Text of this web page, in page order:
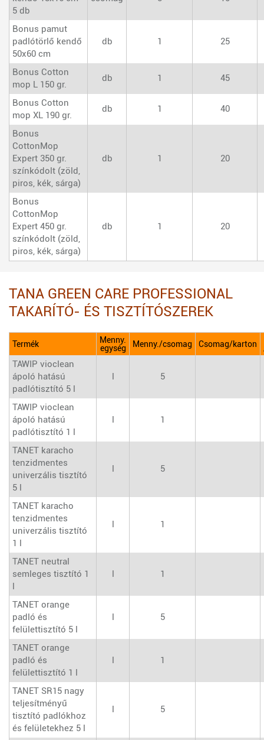
5 db
Bonus pamut
padlótörlő kendő
50x60 cm
db 1 25
Bonus Cotton
mop L 150 gr.
db 1 45
Bonus Cotton
mop XL 190 gr.
db 1 40
Bonus
CottonMop
Expert 350 gr.
színkódolt (zöld,
piros, kék, sárga)
db 1 20
Bonus
CottonMop
Expert 450 gr.
színkódolt (zöld,
piros, kék, sárga)
db 1 20
TANA GREEN CARE PROFESSIONAL
TAKARÍTÓ- ÉS TISZTÍTÓSZEREK
Termék
Menny.
egység
Menny./csomag Csomag/karton
TAWIP vioclean
ápoló hatású
padlótisztító 5 l
l 5
TAWIP vioclean
ápoló hatású
padlótisztító 1 l
l 1
TANET karacho
tenzidmentes
univerzális tisztító
5 l
l 5
TANET karacho
tenzidmentes
univerzális tisztító
1 l
l 1
TANET neutral
semleges tisztító 1
l
l 1
TANET orange
padló és
felülettisztító 5 l
l 5
TANET orange
padló és
felülettisztító 1 l
l 1
TANET SR15 nagy
teljesítményű
tisztító padlókhoz
és felületekhez 5 l
l 5